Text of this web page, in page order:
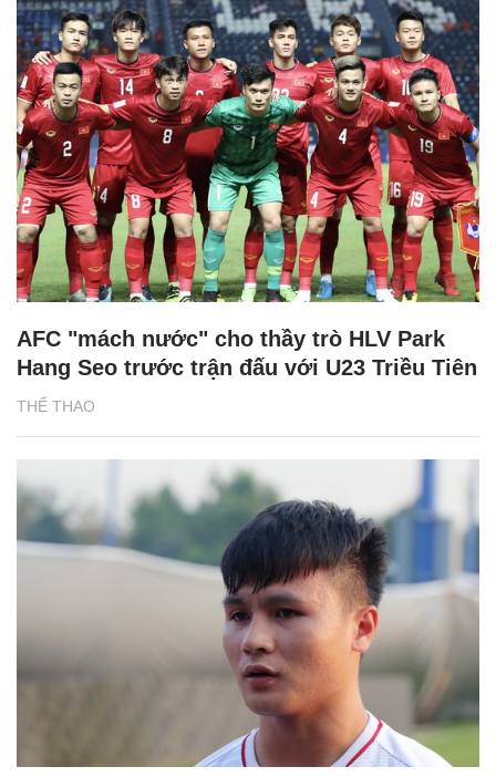
THỂ THAO
AFC "mách nước" cho thầy trò HLV Park
Hang Seo trước trận đấu với U23 Triều Tiên